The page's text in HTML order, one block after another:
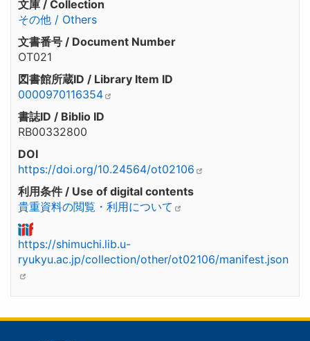
文庫 / Collection
その他 / Others
文書番号 / Document Number
OT021
図書館所蔵ID / Library Item ID
0000970116354
書誌ID / Biblio ID
RB00332800
DOI
https://doi.org/10.24564/ot02106
利用条件 / Use of digital contents
貴重資料の閲覧・利用について
https://shimuchi.lib.u-
ryukyu.ac.jp/collection/other/ot02106/manifest.json